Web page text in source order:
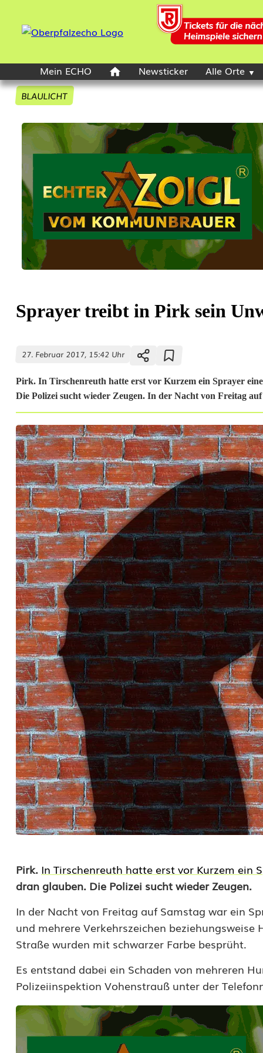
Mein ECHO Newsticker Alle Orte
BLAULICHT
Sprayer treibt in Pirk sein
27. Februar 2017, 15:42 Uhr
Pirk. In Tirschenreuth hatte erst vor Kurzem ein Sprayer
Die Polizei sucht wieder Zeugen. In der Nacht von Freitag
S
p
r
a
e
r
Pirk. In Tirschenreuth hatte erst vor Kurzem ein
dran glauben. Die Polizei sucht wieder Zeugen.
In der Nacht von Freitag auf Samstag war ein
und mehrere Verkehrszeichen
Straße wurden mit schwarzer Farbe besprüht.
Es entstand dabei ein Schaden von mehreren
Polizeiinspektion Vohenstrauß unter der